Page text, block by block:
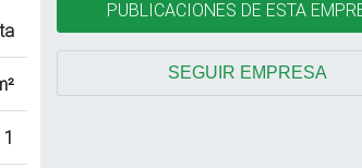
1
PUBLICACIONES DE ESTA
SEGUIR EMPRESA